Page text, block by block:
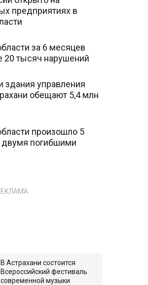
предприятиях в
за 6 месяцев
тысяч нарушений
здания управления
обещают 5,4 млн
произошло 5
двумя погибшими
В Астрахани состоится
Всероссийский фестиваль
современной музыки